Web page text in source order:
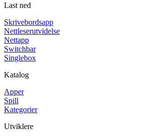
Last ned
Skrivebordsapp
Nettleserutvidelse
Nettapp
Switchbar
Singlebox
Katalog
Apper
Spill
Kategorier
Utviklere